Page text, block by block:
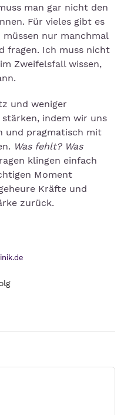
man gar nicht den
Für vieles gibt es
nur manchmal
fragen. Ich muss nicht
Zweifelsfall wissen,
und weniger
indem wir uns
und pragmatisch mit
Was fehlt? Was
klingen einfach
Moment
Kräfte und
zurück.